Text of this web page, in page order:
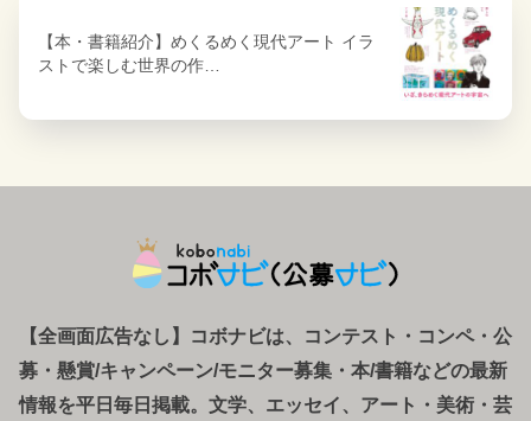
【本・書籍紹介】めくるめく現代アート イラ
ストで楽しむ世界の作…
【全画面広告なし】コボナビは、コンテスト・コンペ・ 公
募 ・ 懸賞/キャンペーン/モニター募集・本/書籍などの最新
情報を平日毎日掲載。文学、エッセイ、アート・美術・芸